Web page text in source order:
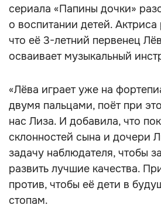
сериала «Папины дочки»
о воспитании детей. Актриса
что её 3-летний первенец
осваивает музыкальный
«Лёва играет уже на
двумя пальцами, поёт при
нас Лиза. И добавила, что
склонностей сына и дочери
задачу наблюдателя, чтобы
развить лучшие качества.
против, чтобы её дети в
стопам.